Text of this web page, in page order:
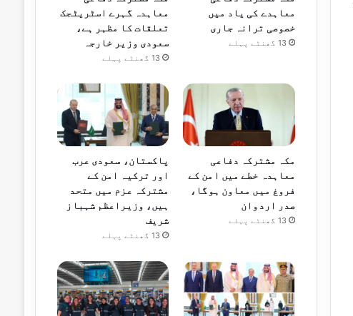
معاہدے کی یاد میں
خصوصی ترانہ جاری
13 گھنٹے پہلے
معاہدہ گہرے اسٹریٹجک
تعلقات کا مظہر ہے،
سعودی وزیر خارجہ
13 گھنٹے پہلے
مکہ مشترکہ دفاعی
معاہدہ خطے میں امن کے
فروغ میں معاون ہوگا،
صدر اردوان
13 گھنٹے پہلے
پاکستان، سعودی عرب
اور ترکیہ امن کے
مشترکہ عزم میں متحد
ہیں، وزیراعظم شہباز
شریف
13 گھنٹے پہلے